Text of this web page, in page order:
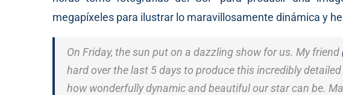
megapíxeles para ilustrar lo maravillosamente dinámica y
On Friday, the sun put on a dazzling show for us. My friend
hard over the last 5 days to produce this incredibly
how wonderfully dynamic and beautiful our star can be.